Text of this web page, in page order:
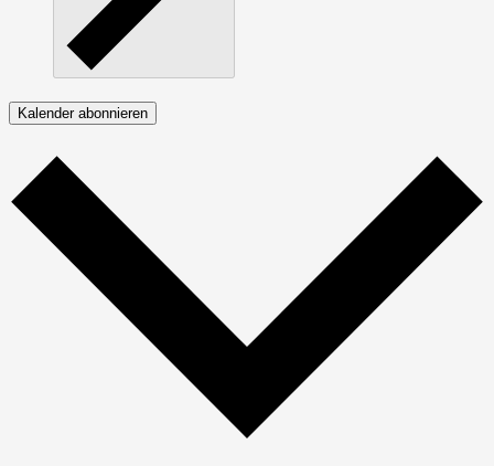
Kalender abonnieren